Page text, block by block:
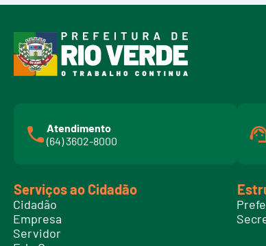
Atendimento
(64) 3602-8000
Serviços ao Cidadão
Cidadão
Empresa
Servidor